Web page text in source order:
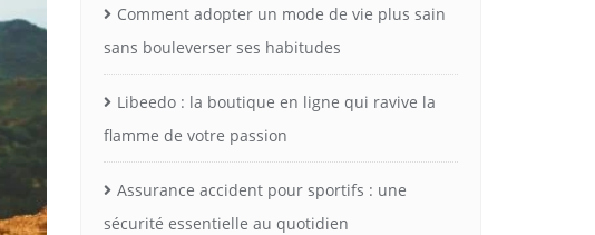
Comment adopter un mode de vie plus sain
sans bouleverser ses habitudes
Libeedo : la boutique en ligne qui ravive la
flamme de votre passion
Assurance accident pour sportifs : une
sécurité essentielle au quotidien